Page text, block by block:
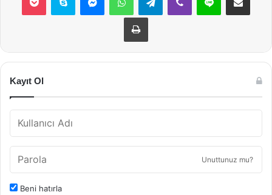
Yazdır
Kayıt Ol
Unuttunuz mu?
Beni hatırla